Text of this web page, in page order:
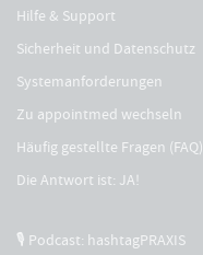
Hilfe & Support
Sicherheit und Datenschutz
Systemanforderungen
Zu appointmed wechseln
Häufig gestellte Fragen (FAQ)
Die Antwort ist: JA!
🎙 Podcast: hashtagPRAXIS